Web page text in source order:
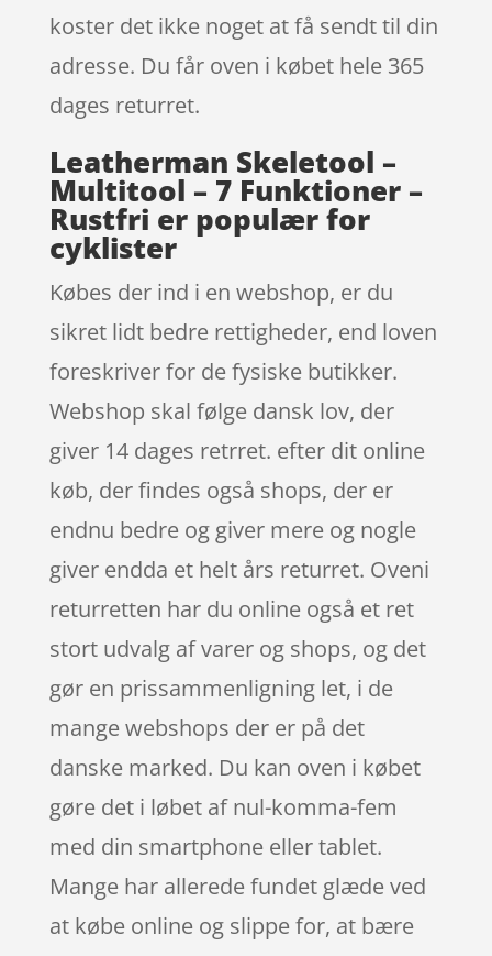
koster det ikke noget at få sendt til din
adresse. Du får oven i købet hele 365
dages returret.
Leatherman Skeletool –
Multitool – 7 Funktioner –
Rustfri er populær for
cyklister
Købes der ind i en webshop, er du
sikret lidt bedre rettigheder, end loven
foreskriver for de fysiske butikker.
Webshop skal følge dansk lov, der
giver 14 dages retrret. efter dit online
køb, der findes også shops, der er
endnu bedre og giver mere og nogle
giver endda et helt års returret. Oveni
returretten har du online også et ret
stort udvalg af varer og shops, og det
gør en prissammenligning let, i de
mange webshops der er på det
danske marked. Du kan oven i købet
gøre det i løbet af nul-komma-fem
med din smartphone eller tablet.
Mange har allerede fundet glæde ved
at købe online og slippe for, at bære